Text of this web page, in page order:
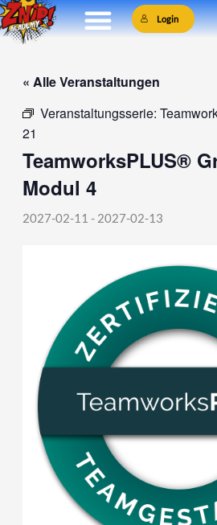
Zum
Inhalt
Login
« Alle Veranstaltungen
Veranstaltungsserie:
21
TeamworksPLUS®
Modul 4
2027-02-11 - 2027-02-13